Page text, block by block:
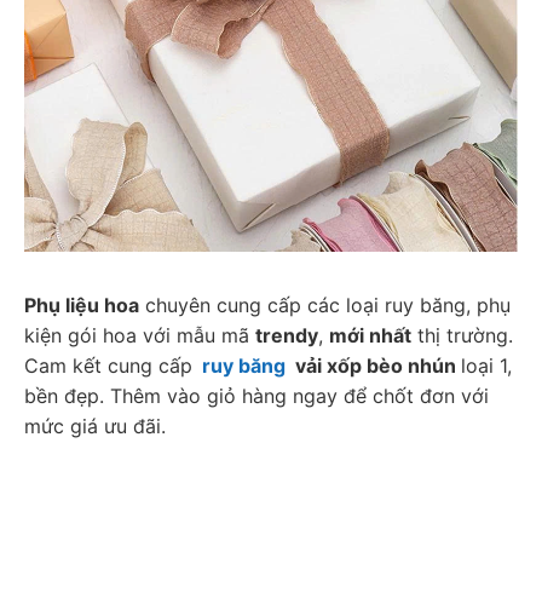
Phụ liệu hoa chuyên cung cấp các loại ruy băng, phụ
kiện gói hoa với mẫu mã trendy, mới nhất thị trường.
Cam kết cung cấp ruy băng
  vải xốp bèo nhún
loại 1,
bền đẹp. Thêm vào giỏ hàng ngay để chốt đơn với
mức giá ưu đãi.